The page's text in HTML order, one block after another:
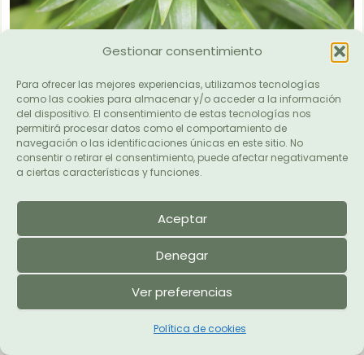
Gestionar consentimiento
Para ofrecer las mejores experiencias, utilizamos tecnologías
como las cookies para almacenar y/o acceder a la información
del dispositivo. El consentimiento de estas tecnologías nos
permitirá procesar datos como el comportamiento de
navegación o las identificaciones únicas en este sitio. No
consentir o retirar el consentimiento, puede afectar negativamente
a ciertas características y funciones.
Aceptar
Denegar
Ver preferencias
Política de cookies
LaDracaenaencaixa molt bé en salons, rebosts i
despatxos. Té un creixement més vertical, resulta elegant
i no exigeix massa cures. El més important és donar-li
llum indirecta, evitar l’excés d’aigua i mantenir-la lluny de
corrents fortes.